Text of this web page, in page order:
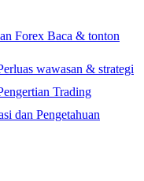
Forex Baca & tonton
wawasan & strategi
Trading
dan Pengetahuan